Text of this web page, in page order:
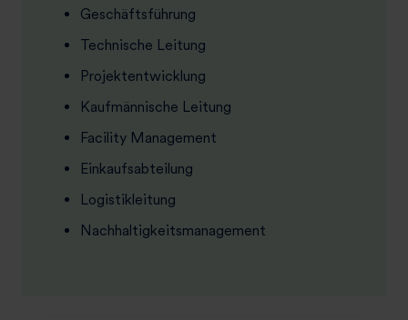
Geschäftsführung
Technische Leitung
Projektentwicklung
Kaufmännische Leitung
Facility Management
Einkaufsabteilung
Logistikleitung
Nachhaltigkeitsmanagement